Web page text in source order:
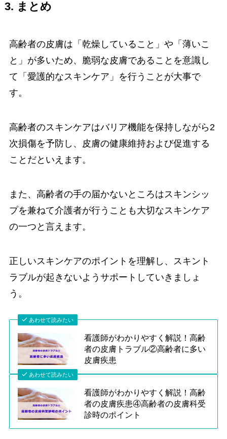
3. まとめ
高齢者の皮膚は「乾燥していること」や「薄いこ
と」が多いため、脆弱な皮膚であることを意識し
て「愛護的なスキンケア」を行うことが大事で
す。
高齢者のスキンケアはバリア機能を保持しながら2
次損傷を予防し、皮膚の健康維持および促進する
ことだといえます。
また、高齢者の手の届かないところはスキンシッ
プを兼ねて介護者が行うことも大切なスキンケア
の一つと言えます。
正しいスキンケアのポイントを理解し、スキント
ラブルが起きないようサポートしていきましょ
う。
あわせて読みたい
看護師がわかりやすく解説！高齢
者の皮膚トラブル②高齢者に多い
皮膚疾患
あわせて読みたい
看護師がわかりやすく解説！高齢
者の皮膚疾患④高齢者の皮膚科受
診時のポイント